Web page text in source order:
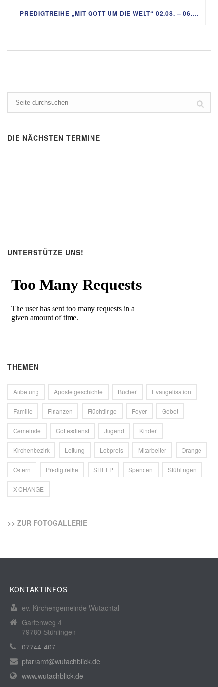
PREDIGTREIHE „MIT GOTT UM DIE WELT“ 02.08. – 06.09.
DIE NÄCHSTEN TERMINE
UNTERSTÜTZE UNS!
THEMEN
Anbetung Apostelgeschichte Bücher Evangelisation
Familie Finanzen Flüchtlinge Foyer Gebet
Gemeinde Gottesdienst Jugend Kinder
Kirchenbezirk Leitung Lobpreis Mitarbeiter Orange
Ostern Predigtreihe SHEEP Spenden Stühlingen
X-CHANGE
>> ZUR FOTOGALLERIE
KONTAKTINFOS
ev. Kirchengemeinde Wutachtal
Gartenweg 4
79780 Stühlingen
07744-407
pfarramt@wutachblick.de
www.wutachblick.de